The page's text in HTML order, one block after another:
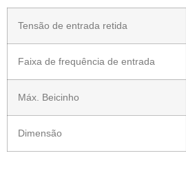
Tensão de entrada retida
Faixa de frequência de entrada
Máx. Beicinho
Dimensão